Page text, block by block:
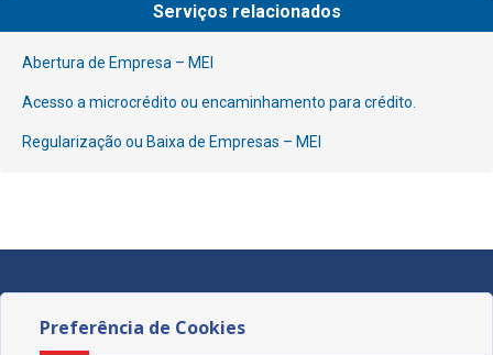
Serviços relacionados
Abertura de Empresa – MEI
Acesso a microcrédito ou encaminhamento para crédito.
Regularização ou Baixa de Empresas – MEI
Preferência de Cookies